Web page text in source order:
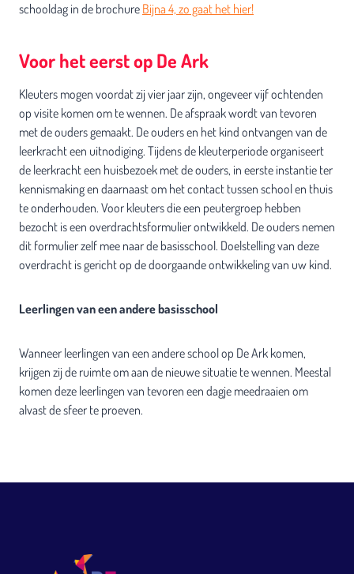
schooldag in de brochure Bijna 4, zo gaat het hier!
Voor het eerst op De Ark
Kleuters mogen voordat zij vier jaar zijn, ongeveer vijf ochtenden
op visite komen om te wennen. De afspraak wordt van tevoren
met de ouders gemaakt. De ouders en het kind ontvangen van de
leerkracht een uitnodiging. Tijdens de kleuterperiode organiseert
de leerkracht een huisbezoek met de ouders, in eerste instantie ter
kennismaking en daarnaast om het contact tussen school en thuis
te onderhouden. Voor kleuters die een peutergroep hebben
bezocht is een overdrachtsformulier ontwikkeld. De ouders nemen
dit formulier zelf mee naar de basisschool. Doelstelling van deze
overdracht is gericht op de doorgaande ontwikkeling van uw kind.
Leerlingen van een andere basisschool
Wanneer leerlingen van een andere school op De Ark komen,
krijgen zij de ruimte om aan de nieuwe situatie te wennen. Meestal
komen deze leerlingen van tevoren een dagje meedraaien om
alvast de sfeer te proeven.